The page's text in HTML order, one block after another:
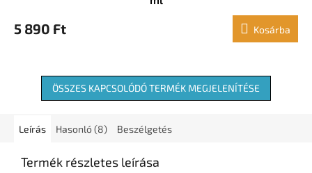
5 890 Ft Kosárba
ÖSSZES KAPCSOLÓDÓ TERMÉK MEGJELENÍTÉSE
Leírás Hasonló (8) Beszélgetés
Termék részletes leírása